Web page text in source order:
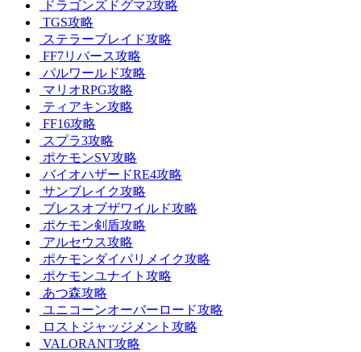
ドラゴンズドグマ2攻略
TGS攻略
ステラーブレイド攻略
FF7リバース攻略
パルワールド攻略
マリオRPG攻略
ティアキン攻略
FF16攻略
スプラ3攻略
ポケモンSV攻略
バイオハザードRE4攻略
サンブレイク攻略
ブレスオブザワイルド攻略
ポケモン剣盾攻略
アルセウス攻略
ポケモンダイパリメイク攻略
ポケモンユナイト攻略
あつ森攻略
ユニコーンオーバーロード攻略
ロストジャッジメント攻略
VALORANT攻略